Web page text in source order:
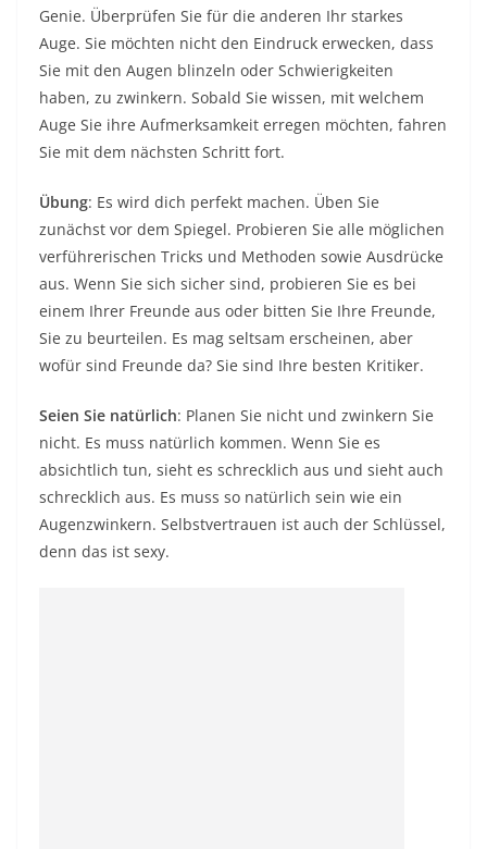
Genie. Überprüfen Sie für die anderen Ihr starkes
Auge. Sie möchten nicht den Eindruck erwecken, dass
Sie mit den Augen blinzeln oder Schwierigkeiten
haben, zu zwinkern. Sobald Sie wissen, mit welchem ​​
Auge Sie ihre Aufmerksamkeit erregen möchten, fahren
Sie mit dem nächsten Schritt fort.
Übung: Es wird dich perfekt machen. Üben Sie
zunächst vor dem Spiegel. Probieren Sie alle möglichen
verführerischen Tricks und Methoden sowie Ausdrücke
aus. Wenn Sie sich sicher sind, probieren Sie es bei
einem Ihrer Freunde aus oder bitten Sie Ihre Freunde,
Sie zu beurteilen. Es mag seltsam erscheinen, aber
wofür sind Freunde da? Sie sind Ihre besten Kritiker.
Seien Sie natürlich: Planen Sie nicht und zwinkern Sie
nicht. Es muss natürlich kommen. Wenn Sie es
absichtlich tun, sieht es schrecklich aus und sieht auch
schrecklich aus. Es muss so natürlich sein wie ein
Augenzwinkern. Selbstvertrauen ist auch der Schlüssel,
denn das ist sexy.